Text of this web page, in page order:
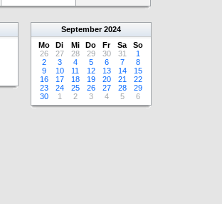
September 2024
Mo
Di Mi Do Fr Sa
So
26
27 28 29 30 31
1
2
3 4 5 6 7
8
9
10 11 12 13 14
15
16
17 18 19 20 21
22
23
24 25 26 27 28
29
30
1 2 3 4 5 6